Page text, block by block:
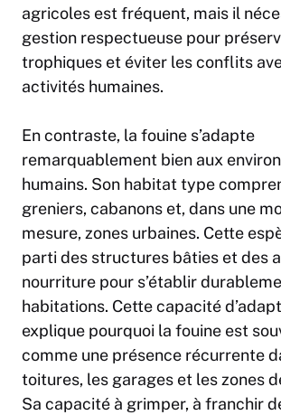
agricoles est fréquent, mais il
gestion respectueuse pour
trophiques et éviter les conflits
activités humaines.
En contraste, la fouine s’adapte
remarquablement bien aux
humains. Son habitat type
greniers, cabanons et, dans une
mesure, zones urbaines. Cette
parti des structures bâties et des
nourriture pour s’établir
habitations. Cette capacité
explique pourquoi la fouine est
comme une présence récurrente
toitures, les garages et les zones
Sa capacité à grimper, à franchir